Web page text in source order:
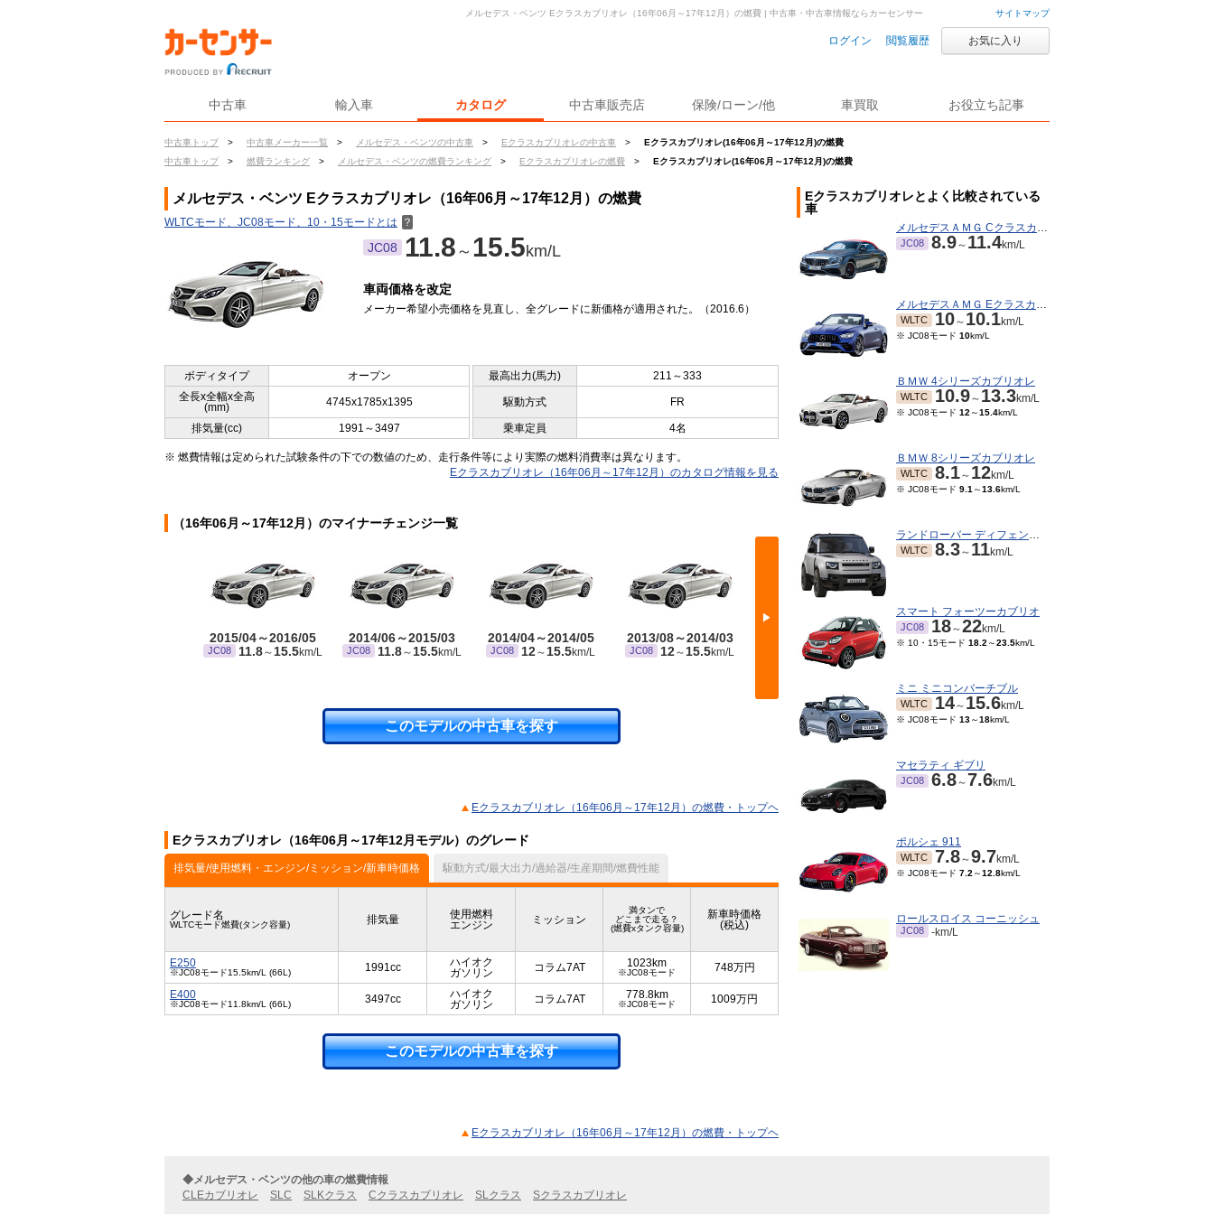
サイトマップ
ログイン 閲覧履歴 お気に入り
中古車 輸入車 カタログ 中古車販売店 保険/ローン/他 車買取 お役立ち記事
中古車トップ > 中古車メーカー一覧 > メルセデス・ベンツの中古車 > Eクラスカブリオレの中古車 >
Eクラスカブリオレ(16年06月～17年12月)の燃費
中古車トップ
> 燃費ランキング > メルセデス・ベンツの燃費ランキング > Eクラスカブリオレの燃費 > Eクラスカブリオレ(16年06月～17年12月)の燃費
メルセデス・ベンツ Eクラスカブリオレ（16年06月～17年12月）の燃費 | 中古車・中古車情報ならカーセンサー
メルセデス・ベンツ Eクラスカブリオレ（16年06月～17年12月）の燃費
WLTCモード、JC08モード、10・15モードとは ？
JC08 11.8 ～ 15.5km/L
車両価格を改定
メーカー希望小売価格を見直し、全グレードに新価格が適用された。（2016.6）
ボディタイプ オープン 最高出力(馬力)
211～333
全長x全幅x全高
(mm)
4745x1785x1395 駆動方式 FR
排気量(cc) 1991～3497 乗車定員 4名
※ 燃費情報は定められた試験条件の下での数値のため、走行条件等により実際の燃料消費率は異なります。
Eクラスカブリオレ（16年06月～17年12月）のカタログ情報を見る
（16年06月～17年12月）のマイナーチェンジ一覧
▶
2015/04～2016/05
JC08 11.8～ 15.5km/L
2014/06～2015/03
JC08 11.8～ 15.5km/L
2014/04～2014/05
JC08 12～ 15.5km/L
2013/08～2014/03
JC08 12～ 15.5km/L
2012/05～2013/07
JC08 12.8km/L
2010/04～2012/04
JC08 12.8
このモデルの中古車を探す
Eクラスカブリオレ（16年06月～17年12月）の燃費・トップヘ
Eクラスカブリオレ（16年06月～17年12月モデル）のグレード
排気量/使用燃料・エンジン/ミッション/新車時価格 駆動方式/最大出力/過給器/生産期間/燃費性能
グレード名
WLTCモード燃費(タンク容量) 排気量
使用燃料
エンジン
ミッション
満タンで
どこまで走る？
(燃費xタンク容量)
新車時価格
(税込)
E250
※JC08モード15.5km/L (66L) 1991cc
ハイオク
ガソリン
コラム7AT 1023km
※JC08モード 748万円
E400
※JC08モード11.8km/L (66L) 3497cc
ハイオク
ガソリン
コラム7AT 778.8km
※JC08モード 1009万円
このモデルの中古車を探す
Eクラスカブリオレ（16年06月～17年12月）の燃費・トップヘ
Eクラスカブリオレとよく比較されている
車
メルセデスＡＭＧ Cクラスカブリオレ
JC08 8.9～ 11.4km/L
メルセデスＡＭＧ Eクラスカブリオレ
WLTC 10～ 10.1km/L
※ JC08モード 10km/L
ＢＭＷ 4シリーズカブリオレ
WLTC 10.9～ 13.3km/L
※ JC08モード 12 ～15.4km/L
ＢＭＷ 8シリーズカブリオレ
WLTC 8.1～ 12km/L
※ JC08モード 9.1 ～13.6km/L
ランドローバー ディフェンダー
WLTC 8.3～ 11km/L
スマート フォーツーカブリオ
JC08 18～22km/L
※ 10・15モード 18.2 ～23.5km/L
ミニ ミニコンバーチブル
WLTC 14～ 15.6km/L
※ JC08モード 13～18km/L
マセラティ ギブリ
JC08 6.8～7.6km/L
ポルシェ 911
WLTC 7.8～9.7km/L
※ JC08モード 7.2 ～12.8km/L
ロールスロイス コーニッシュ
JC08 -km/L
◆メルセデス・ベンツの他の車の燃費情報
CLEカブリオレ
SLC SLKクラス Cクラスカブリオレ SLクラス Sクラスカブリオレ